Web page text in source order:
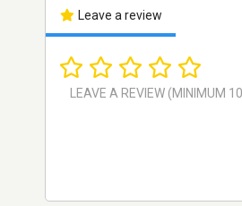
Leave a review